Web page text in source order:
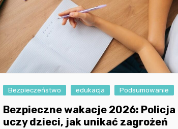
Bezpieczeństwo edukacja Podsumowanie
Bezpieczne wakacje 2026: Policja
uczy dzieci, jak unikać zagrożeń